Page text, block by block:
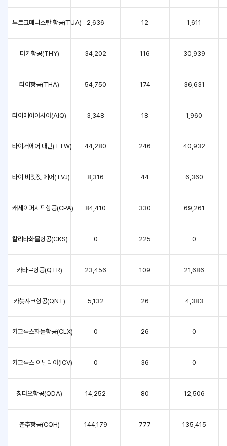
투르크메니스탄 항공(TUA) 2,636 12 1,611
터키항공(THY) 34,202 116 30,939
타이항공(THA) 54,750 174 36,631
타이에어아시아(AIQ) 3,348 18 1,960
타이거에어 대만(TTW) 44,280 246 40,932
타이 비엣젯 에어(TVJ) 8,316 44 6,360
캐세이퍼시픽항공(CPA) 84,410 330 69,261
칼리타화물항공(CKS) 0 225 0
카타르항공(QTR) 23,456 109 21,686
카놋샤크항공(QNT) 5,132 26 4,383
카고룩스화물항공(CLX) 0 26 0
카고룩스 이탈리아(ICV) 0 36 0
칭다오항공(QDA) 14,252 80 12,506
춘추항공(CQH) 144,179 777 135,415